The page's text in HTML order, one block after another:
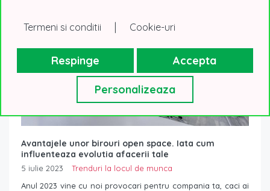
Avantajele unor birouri open space. Iata cum
influenteaza evolutia afacerii tale
5 iulie 2023
Trenduri la locul de munca
Anul 2023 vine cu noi provocari pentru compania ta, caci ai
Termeni si conditii | Cookie-uri
Respinge Accepta
Personalizeaza